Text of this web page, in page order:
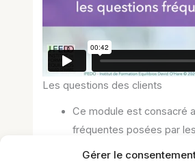
Gérer le
Les questions des clients
Ce module est consacré
fréquentes posées par